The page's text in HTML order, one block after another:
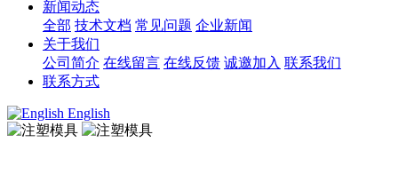
新闻动态
全部 技术文档 常见问题 企业新闻
关于我们
公司简介 在线留言 在线反馈 诚邀加入 联系我们
联系方式
English